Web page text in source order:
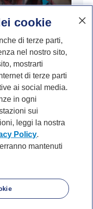
Ecco tutto
About
del sito
cookie
di terze parti,
nel nostro sito,
mostrarti
di terze parti
ai social media.
in ogni
sui
leggi la nostra
Policy.
mantenuti